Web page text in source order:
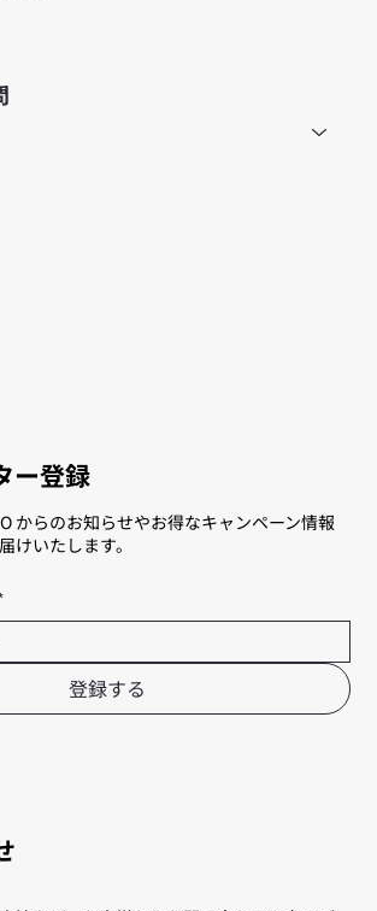
ー登録
からのお知らせやお得なキャンペーン情報
けいたします。
登録する